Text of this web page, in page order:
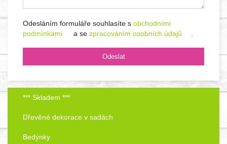
Odesláním formuláře souhlasíte s obchodními
podmínkami
a se zpracováním osobních údajů
*** Skladem ***
Dřevěné dekorace v sadách
Bedýnky